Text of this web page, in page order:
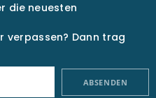
die neuesten
verpassen? Dann trag
ABSENDEN